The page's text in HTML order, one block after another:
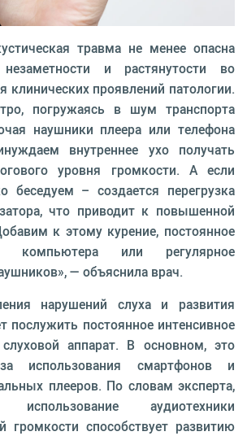
травма не менее опасна
и растянутости во
клинических проявлений патологии.
погружаясь в шум транспорта
наушники плеера или телефона
внутреннее ухо получать
уровня громкости. А если
беседуем – создается перегрузка
что приводит к повышенной
к этому курение, постоянное
компьютера или регулярное
— объяснила врач.
нарушений слуха и развития
послужить постоянное интенсивное
аппарат. В основном, это
использования смартфонов и
плееров. По словам эксперта,
использование аудиотехники
громкости способствует развитию